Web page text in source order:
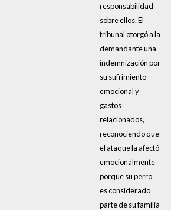
responsabilidad
sobre ellos. El
tribunal otorgó a la
demandante una
indemnización por
su sufrimiento
emocional y
gastos
relacionados,
reconociendo que
el ataque la afectó
emocionalmente
porque su perro
es considerado
parte de su familia